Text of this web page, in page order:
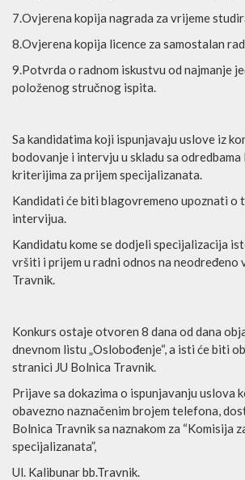
7.Ovjerena kopija nagrada za vrijeme
8.Ovjerena kopija licence za samostalan rad
9.Potvrda o radnom iskustvu od najmanje
položenog stručnog ispita.
Sa kandidatima koji ispunjavaju uslove iz
bodovanje i intervju u skladu sa
kriterijima za prijem specijalizanata.
Kandidati će biti blagovremeno upoznati o
intervijua.
Kandidatu kome se dodjeli specijalizacija
vršiti i prijem u radni odnos na neodređeno
Travnik.
Konkurs ostaje otvoren 8 dana od dana
dnevnom listu „Oslobođenje“, a isti će biti
stranici JU Bolnica Travnik.
Prijave sa dokazima o ispunjavanju uslova
obavezno naznačenim brojem telefona,
Bolnica Travnik sa naznakom za “Komisija
specijalizanata”,
Ul. Kalibunar bb.Travnik.